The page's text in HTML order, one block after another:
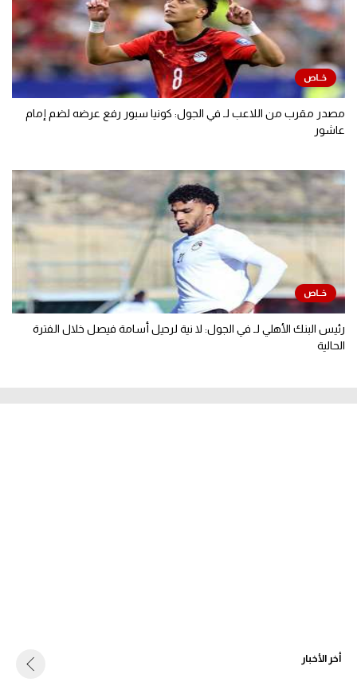
مصدر مقرب من اللاعب لـ في الجول: كونيا سبور رفع عرضه لضم إمام
عاشور
رئيس البنك الأهلي لـ في الجول: لا نية لرحيل أسامة فيصل خلال الفترة
الحالية
أخر الأخبار